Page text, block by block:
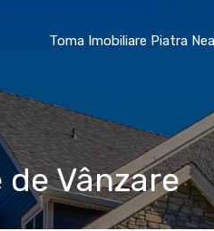
Toma Imobiliare Piatra
Vânzare